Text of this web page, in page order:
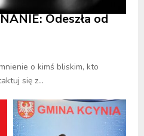
Odeszła od
o kimś bliskim, kto
się z...